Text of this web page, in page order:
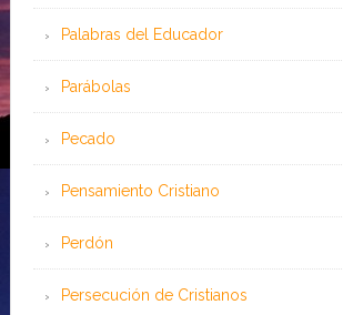
Palabras del Educador
Parábolas
Pecado
Pensamiento Cristiano
Perdón
Persecución de Cristianos